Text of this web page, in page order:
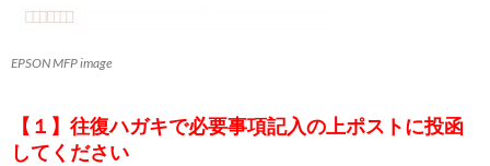
EPSON MFP image
【１】往復ハガキで必要事項記入の上ポストに投函
してください